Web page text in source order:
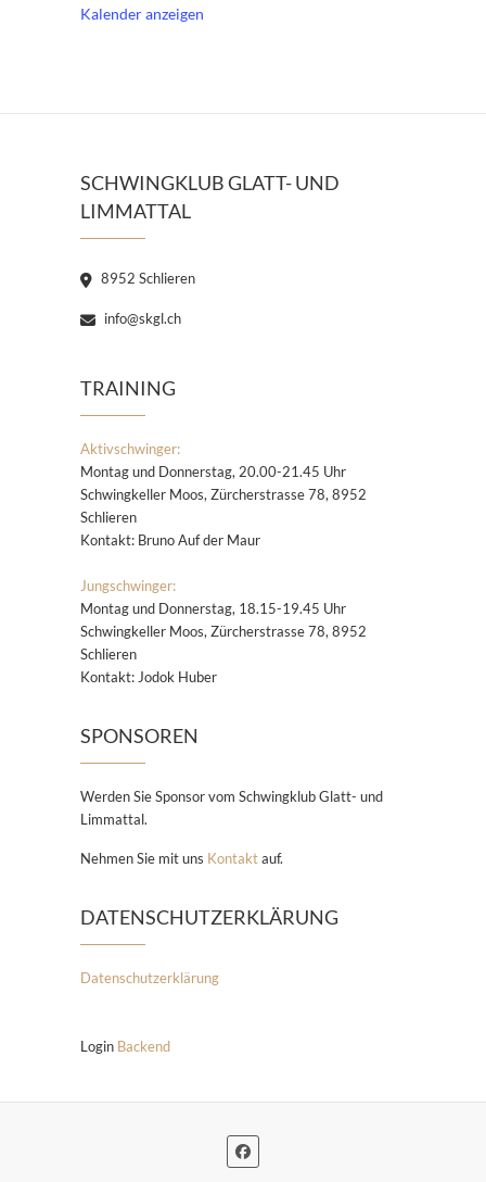
Kalender anzeigen
SCHWINGKLUB GLATT- UND
LIMMATTAL
8952 Schlieren
info@skgl.ch
TRAINING
Aktivschwinger:
Montag und Donnerstag, 20.00-21.45 Uhr
Schwingkeller Moos, Zürcherstrasse 78, 8952
Schlieren
Kontakt: Bruno Auf der Maur
Jungschwinger:
Montag und Donnerstag, 18.15-19.45 Uhr
Schwingkeller Moos, Zürcherstrasse 78, 8952
Schlieren
Kontakt: Jodok Huber
SPONSOREN
Werden Sie Sponsor vom Schwingklub Glatt- und
Limmattal.
Nehmen Sie mit uns Kontaktauf.
DATENSCHUTZERKLÄRUNG
Datenschutzerklärung
Login Backend